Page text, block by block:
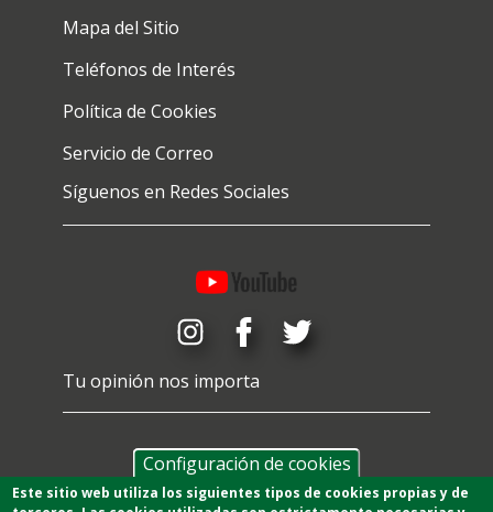
Mapa del Sitio
Teléfonos de Interés
Política de Cookies
Servicio de Correo
Síguenos en Redes Sociales
Tu opinión nos importa
Configuración de cookies
Este sitio web utiliza los siguientes tipos de cookies propias y de